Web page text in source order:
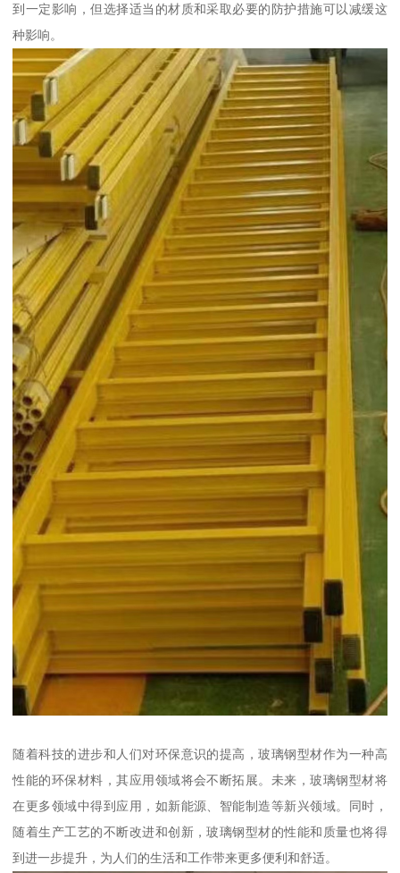
到一定影响，但选择适当的材质和采取必要的防护措施可以减缓这
种影响。
随着科技的进步和人们对环保意识的提高，玻璃钢型材作为一种高
性能的环保材料，其应用领域将会不断拓展。未来，玻璃钢型材将
在更多领域中得到应用，如新能源、智能制造等新兴领域。同时，
随着生产工艺的不断改进和创新，玻璃钢型材的性能和质量也将得
到进一步提升，为人们的生活和工作带来更多便利和舒适。